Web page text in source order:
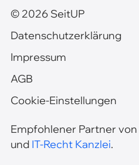
© 2026SeitUP
Datenschutzerklärung
Impressum
AGB
Cookie-Einstellungen
Empfohlener Partner von
und IT-Recht Kanzlei.